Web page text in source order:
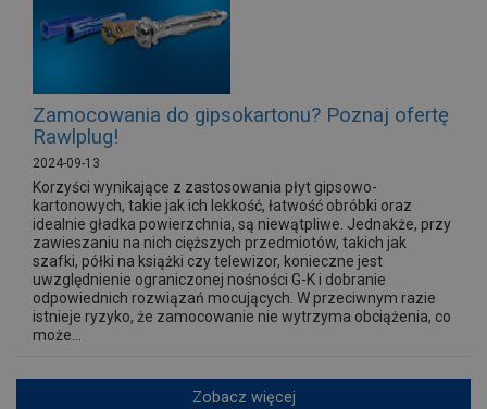
Zamocowania do gipsokartonu? Poznaj ofertę
Rawlplug!
2024-09-13
Korzyści wynikające z zastosowania płyt gipsowo-
kartonowych, takie jak ich lekkość, łatwość obróbki oraz
idealnie gładka powierzchnia, są niewątpliwe. Jednakże, przy
zawieszaniu na nich cięższych przedmiotów, takich jak
szafki, półki na książki czy telewizor, konieczne jest
uwzględnienie ograniczonej nośności G-K i dobranie
odpowiednich rozwiązań mocujących. W przeciwnym razie
istnieje ryzyko, że zamocowanie nie wytrzyma obciążenia, co
może...
Zobacz więcej